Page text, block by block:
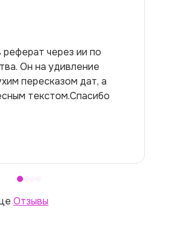
реферат через ии по
Он на удивление
пересказом дат, а
текстом.Спасибо
Отзывы